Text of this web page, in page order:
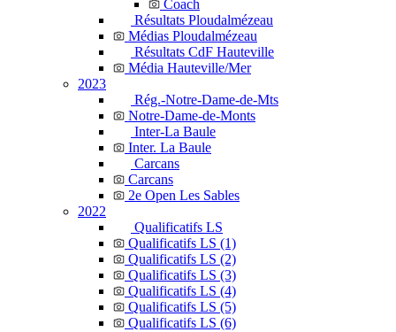
Coach
Résultats Ploudalmézeau
Médias Ploudalmézeau
Résultats CdF Hauteville
Média Hauteville/Mer
2023
Rég.-Notre-Dame-de-Mts
Notre-Dame-de-Monts
Inter-La Baule
Inter. La Baule
Carcans
Carcans
2e Open Les Sables
2022
Qualificatifs LS
Qualificatifs LS (1)
Qualificatifs LS (2)
Qualificatifs LS (3)
Qualificatifs LS (4)
Qualificatifs LS (5)
Qualificatifs LS (6)